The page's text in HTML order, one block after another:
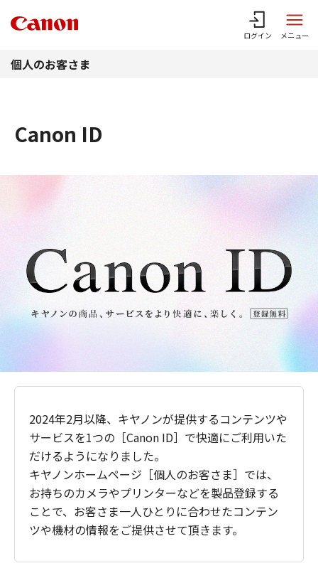
ログイン メニュー
個人のお客さま
Canon ID
2024年2月以降、キヤノンが提供するコンテンツや
サービスを1つの［Canon ID］で快適にご利用いた
だけるようになりました。
キヤノンホームページ［個人のお客さま］では、
お持ちのカメラやプリンターなどを製品登録する
ことで、お客さま一人ひとりに合わせたコンテン
ツや機材の情報をご提供させて頂きます。